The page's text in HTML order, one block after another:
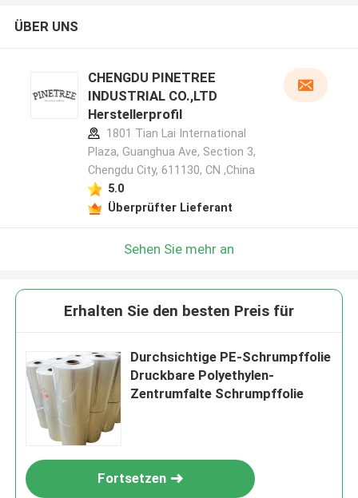
ÜBER UNS
CHENGDU PINETREE
INDUSTRIAL CO.,LTD
Herstellerprofil
1801 Tian Lai International
Plaza, Guanghua Ave, Section 3,
Chengdu City, 611130, CN ,China
5.0
Überprüfter Lieferant
Sehen Sie mehr an
Erhalten Sie den besten Preis für
Durchsichtige PE-Schrumpffolie
Druckbare Polyethylen-
Zentrumfalte Schrumpffolie
Fortsetzen